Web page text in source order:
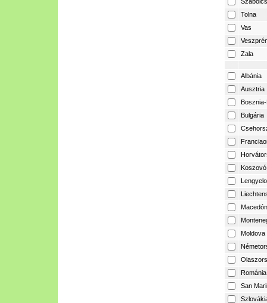
Tolna
Vas
Zala
Albánia
Ausztria
Bulgária
Koszovó
Moldova
Románia
San